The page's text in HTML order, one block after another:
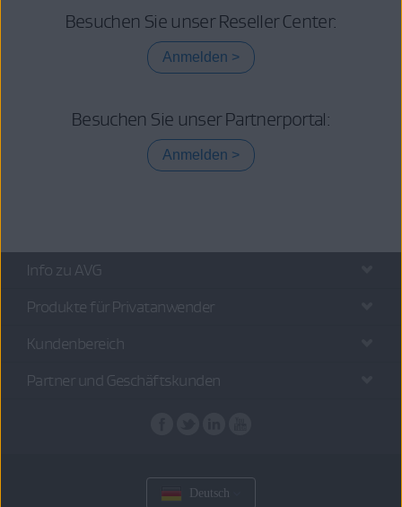
Besuchen Sie unser Reseller Center:
Anmelden
Besuchen Sie unser Partnerportal:
Anmelden
Info zu AVG
Produkte für Privatanwender
Kundenbereich
Partner und Geschäftskunden
Deutsch